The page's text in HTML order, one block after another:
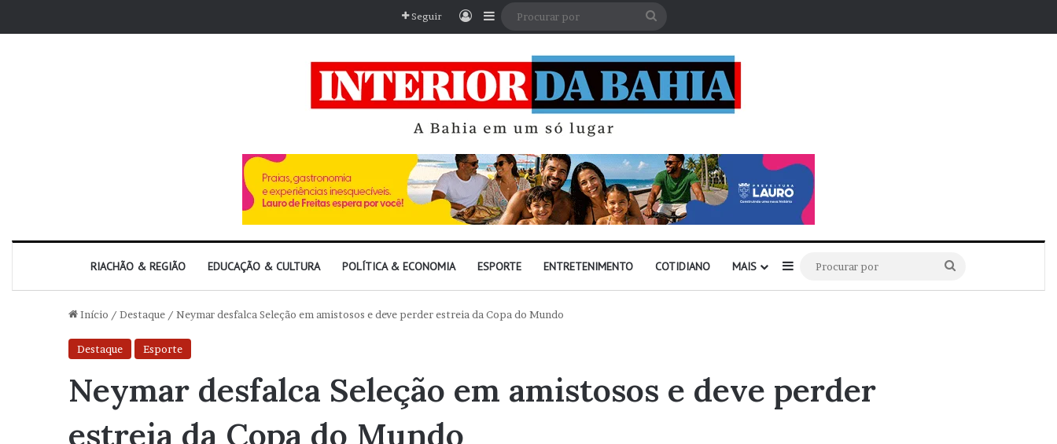
Seguir EntrarBarra Lateral
RIACHÃO & REGIÃO EDUCAÇÃO & CULTURA POLÍTICA & ECONOMIA ESPORTE ENTRETENIMENTO COTIDIANO MAIS Barra Lateral
por
Início / Destaque / Neymar desfalca Seleção em amistosos e deve perder estreia da Copa do Mundo
Destaque Esporte
Neymar desfalca Seleção em amistosos e deve perder
estreia da Copa do Mundo